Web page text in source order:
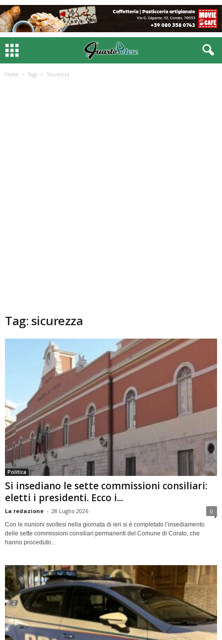
Home Tags Sicurezza
Tag: sicurezza
Politica
Si insediano le sette commissioni consiliari:
eletti i presidenti. Ecco i...
La redazione - 28 Luglio 2026 0
Con le riunioni svoltesi nella giornata di ieri si è completato l’insediamento
delle sette commissioni consiliari permanenti del Comune di Corato, che
hanno proceduto...